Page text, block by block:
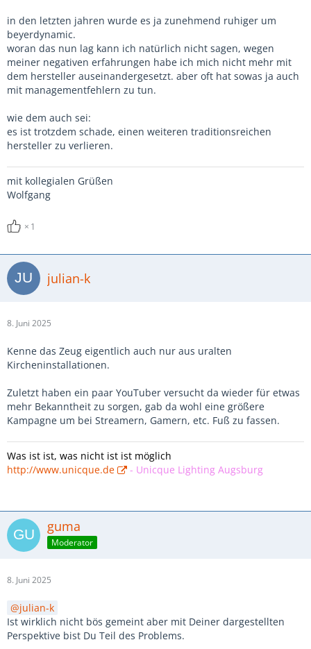
in den letzten jahren wurde es ja zunehmend ruhiger um
beyerdynamic.
woran das nun lag kann ich natürlich nicht sagen, wegen
meiner negativen erfahrungen habe ich mich nicht mehr mit
dem hersteller auseinandergesetzt. aber oft hat sowas ja auch
mit managementfehlern zu tun.
wie dem auch sei:
es ist trotzdem schade, einen weiteren traditionsreichen
hersteller zu verlieren.
mit kollegialen Grüßen
Wolfgang
1
julian-k
8. Juni 2025
Kenne das Zeug eigentlich auch nur aus uralten
Kircheninstallationen.
Zuletzt haben ein paar YouTuber versucht da wieder für etwas
mehr Bekanntheit zu sorgen, gab da wohl eine größere
Kampagne um bei Streamern, Gamern, etc. Fuß zu fassen.
Was ist ist, was nicht ist ist möglich
http://www.unicque.de
- Unicque Lighting Augsburg
guma
Moderator
8. Juni 2025
julian-k
Ist wirklich nicht bös gemeint aber mit Deiner dargestellten
Perspektive bist Du Teil des Problems.